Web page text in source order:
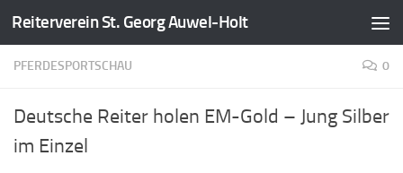
Zum Inhalt springen
Reiterverein St. Georg Auwel-Holt
PFERDESPORTSCHAU 0
Deutsche Reiter holen EM-Gold – Jung Silber
im Einzel